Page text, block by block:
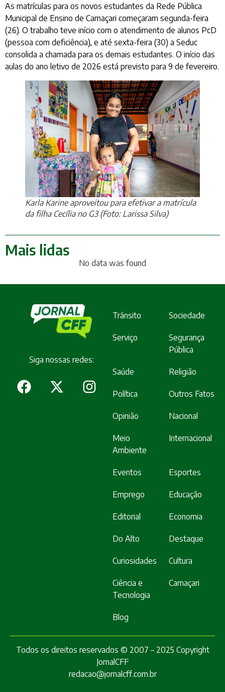
As matrículas para os novos estudantes da Rede Pública
Municipal de Ensino de Camaçari começaram segunda-feira
(26). O trabalho teve início com o atendimento de alunos PcD
(pessoa com deficiência), e até sexta-feira (30) a Seduc
consolida a chamada para os demais estudantes. O início das
aulas do ano letivo de 2026 está previsto para 9 de fevereiro.
Karla Karine aproveitou para efetivar a matrícula
da filha Cecília no G3 (Foto: Larissa Silva)
Mais lidas
No data was found
Siga nossas redes:
Trânsito Sociedade
Serviço
Segurança
Pública
Saúde Religião
Política Outros Fatos
Opinião Nacional
Meio
Ambiente
Internacional
Eventos Esportes
Emprego Educação
Editorial Economia
Do Alto Destaque
Curiosidades Cultura
Ciência e
Tecnologia
Camaçari
Blog
Todos os direitos reservados © 2007 – 2025 Copyright
JornalCFF
redacao@jornalcff.com.br